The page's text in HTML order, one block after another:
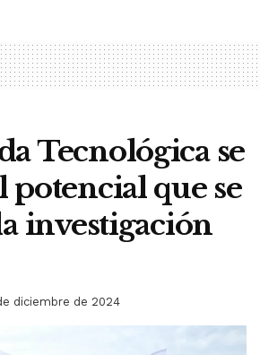
Tecnológica se
potencial que se
investigación
diciembre de 2024